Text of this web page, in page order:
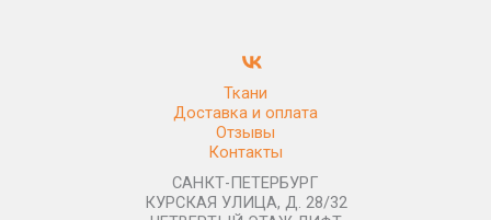
Ткани
Доставка и оплата
Отзывы
Контакты
САНКТ-ПЕТЕРБУРГ
КУРСКАЯ УЛИЦА, Д. 28/32